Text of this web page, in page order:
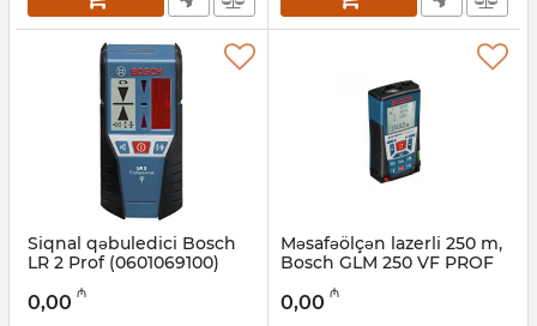
Siqnal qəbuledici Bosch
LR 2 Prof (0601069100)
017010210
0,00 ₼
Məsafəölçən lazerli 250 m,
Bosch GLM 250 VF PROF
Artikul:
0,00 ₼